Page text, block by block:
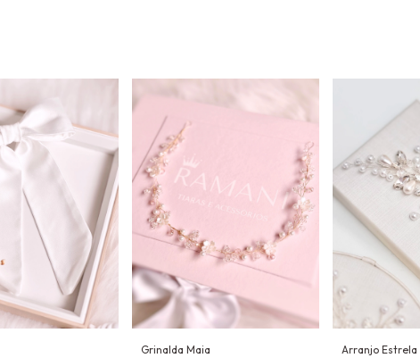
Grinalda Maia Arranjo Estrela